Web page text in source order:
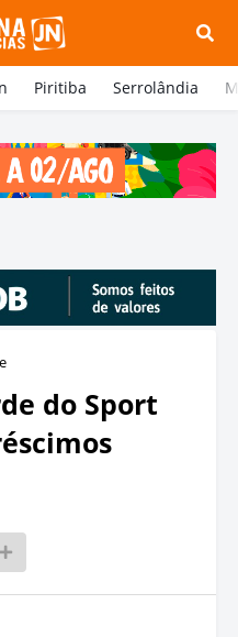
Piritiba Serrolândia
do Sport